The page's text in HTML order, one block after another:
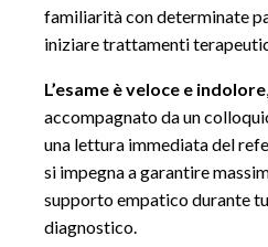
familiarità con determinate
iniziare trattamenti
L’esame è veloce e indolore
accompagnato da un
una lettura immediata del
si impegna a garantire
supporto empatico durante
diagnostico.